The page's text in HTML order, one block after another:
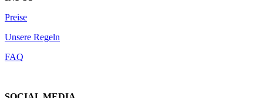
Preise
Unsere Regeln
FAQ